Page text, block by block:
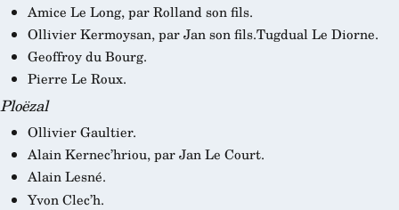
Amice Le Long, par Rolland son fils.
Ollivier Kermoysan, par Jan son fils.Tugdual Le Diorne.
Geoffroy du Bourg.
Pierre Le Roux.
Ploëzal
Ollivier Gaultier.
Alain Kernec’hriou, par Jan Le Court.
Alain Lesné.
Yvon Clec’h.